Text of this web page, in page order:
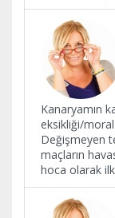
Kanaryamın
eksikliği/moral
Değişmeyen
maçların
hoca olarak